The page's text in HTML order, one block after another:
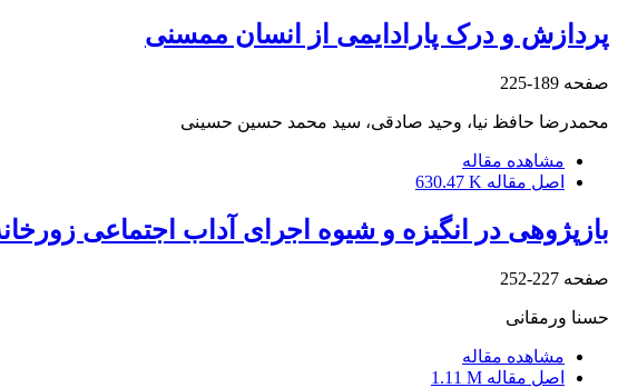
پردازش و درک پارادایمی از انسان ممسنی
صفحه 189-225
محمدرضا حافظ نیا، وحید صادقی، سید محمد حسین حسینی
مشاهده مقاله
اصل مقاله 630.47 K
بازپژوهی در انگیزه و شیوه اجرای آداب اجتماعی
صفحه 227-252
حسنا ورمقانی
مشاهده مقاله
اصل مقاله 1.11 M